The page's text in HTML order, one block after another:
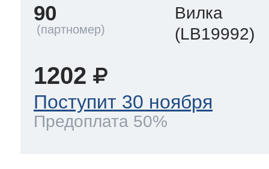
90
Вилка
(LB19992)
1202
Поступит 30 ноября
Предоплата 50%